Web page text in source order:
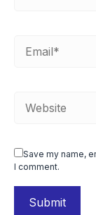
Save my name,
I comment.